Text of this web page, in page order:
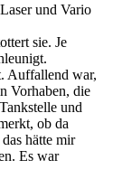
Laser und Vario
sie. Je
Auffallend war,
Vorhaben, die
und
ob da
hätte mir
Es war